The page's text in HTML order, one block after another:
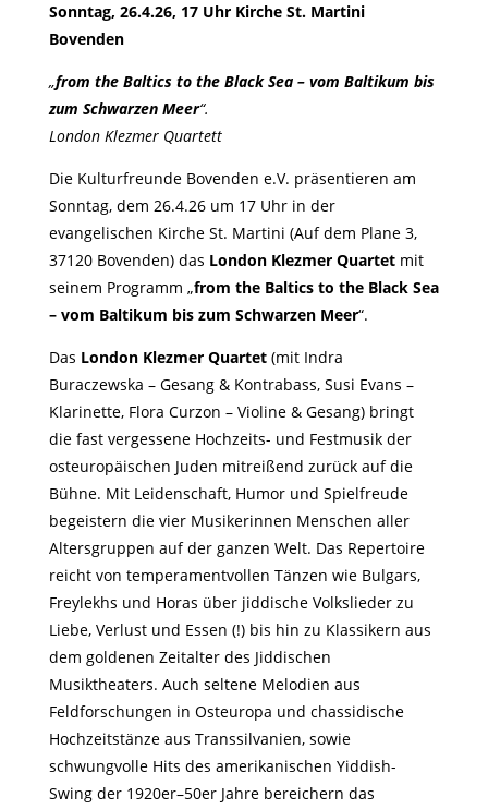
Sonntag, 26.4.26, 17 Uhr Kirche St. Martini
Bovenden
„from the Baltics to the Black Sea – vom Baltikum bis
zum Schwarzen Meer“.
London Klezmer Quartett
Die Kulturfreunde Bovenden e.V. präsentieren am
Sonntag, dem 26.4.26 um 17 Uhr in der
evangelischen Kirche St. Martini (Auf dem Plane 3,
37120 Bovenden) das London Klezmer Quartetmit
seinem Programm „from the Baltics to the Black Sea
– vom Baltikum bis zum Schwarzen Meer“.
Das London Klezmer Quartet(mit Indra
Buraczewska – Gesang & Kontrabass, Susi Evans –
Klarinette, Flora Curzon – Violine & Gesang) bringt
die fast vergessene Hochzeits- und Festmusik der
osteuropäischen Juden mitreißend zurück auf die
Bühne. Mit Leidenschaft, Humor und Spielfreude
begeistern die vier Musikerinnen Menschen aller
Altersgruppen auf der ganzen Welt. Das Repertoire
reicht von temperamentvollen Tänzen wie Bulgars,
Freylekhs und Horas über jiddische Volkslieder zu
Liebe, Verlust und Essen (!) bis hin zu Klassikern aus
dem goldenen Zeitalter des Jiddischen
Musiktheaters. Auch seltene Melodien aus
Feldforschungen in Osteuropa und chassidische
Hochzeitstänze aus Transsilvanien, sowie
schwungvolle Hits des amerikanischen Yiddish-
Swing der 1920er–50er Jahre bereichern das